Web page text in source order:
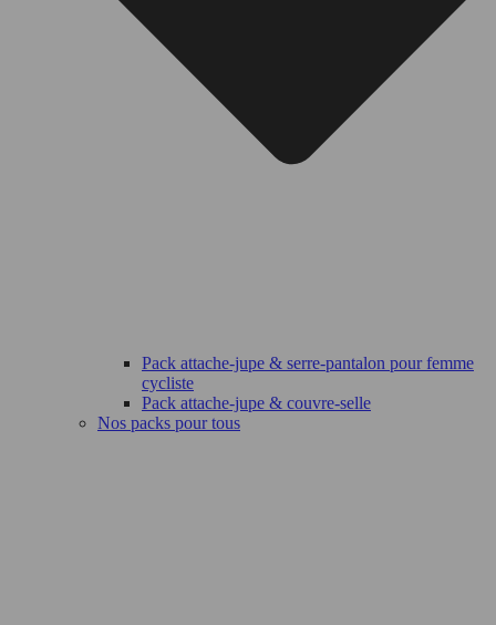
Pack attache-jupe & serre-pantalon pour femme
cycliste
Pack attache-jupe & couvre-selle
Nos packs pour tous